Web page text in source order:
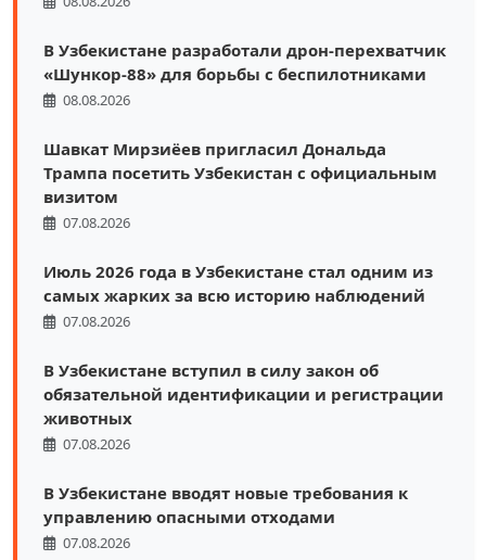
В Узбекистане разработали дрон-перехватчик
«Шункор-88» для борьбы с беспилотниками
08.08.2026
Шавкат Мирзиёев пригласил Дональда
Трампа посетить Узбекистан с официальным
визитом
07.08.2026
Июль 2026 года в Узбекистане стал одним из
самых жарких за всю историю наблюдений
07.08.2026
В Узбекистане вступил в силу закон об
обязательной идентификации и регистрации
животных
07.08.2026
В Узбекистане вводят новые требования к
управлению опасными отходами
07.08.2026